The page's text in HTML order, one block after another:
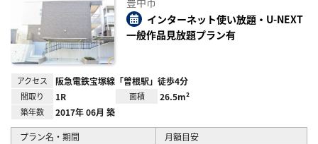
り登
録
インターネット使い放題・U-NEXT
一般作品見放題プラン有
アクセス 阪急電鉄宝塚線「曽根駅」徒歩4分
間取り 1R 面積 26.5m²
築年数 2017年 06月 築
プラン名・期間
月額目安